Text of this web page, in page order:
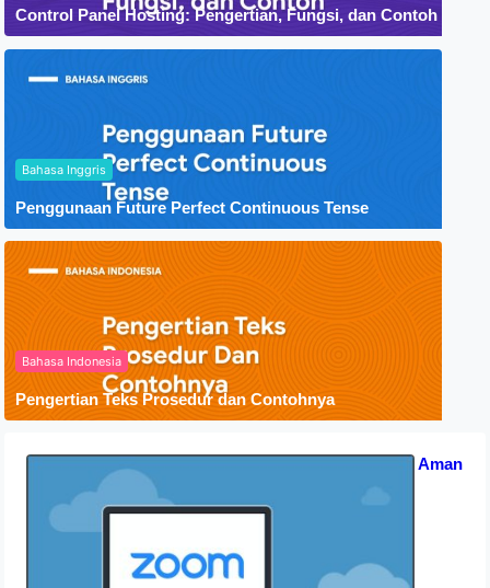
Control Panel Hosting: Pengertian, Fungsi, dan Contoh
Bahasa Inggris
Penggunaan Future Perfect Continuous Tense
Bahasa Indonesia
Pengertian Teks Prosedur dan Contohnya
Apakah Zoom Berbahaya? Tips Aman
15 September 2020